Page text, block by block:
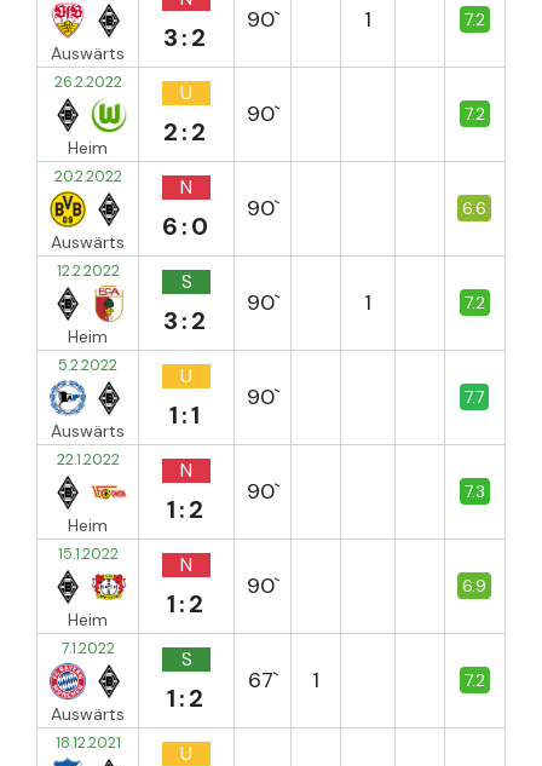
Auswärts 3:2
90` 1 7.2
26.2.2022
Heim
U
2:2
90` 7.2
20.2.2022
Auswärts
N
6:0
90` 6.6
12.2.2022
Heim
S
3:2
90` 1 7.2
5.2.2022
Auswärts
U
1:1
90` 7.7
22.1.2022
Heim
N
1:2
90` 7.3
15.1.2022
Heim
N
1:2
90` 6.9
7.1.2022
Auswärts
S
1:2
67` 1 7.2
18.12.2021 U